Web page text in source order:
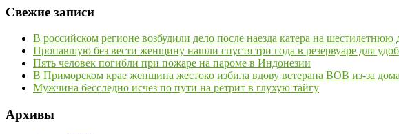
Свежие записи
В российском регионе возбудили дело после наезда катера на шестилетнюю
Пропавшую без вести женщину нашли спустя три года в резервуаре для
Пять человек погибли при пожаре на пароме в Индонезии
В Приморском крае женщина жестоко избила вдову ветерана ВОВ из-за дома
Мужчина бесследно исчез по пути на ретрит в глухую тайгу
Архивы